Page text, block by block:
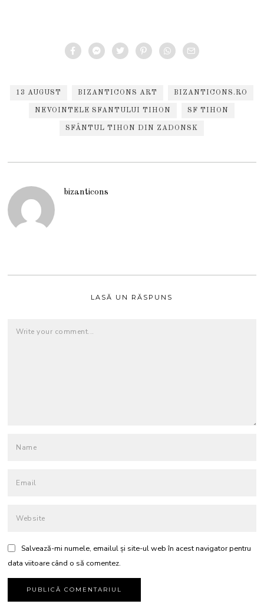
13 AUGUST BIZANTICONS ART BIZANTICONS.RO
NEVOINTELE SFANTULUI TIHON SF TIHON
SFÂNTUL TIHON DIN ZADONSK
bizanticons
LASĂ UN RĂSPUNS
Salvează-mi numele, emailul și site-ul web în acest navigator pentru
data viitoare când o să comentez.